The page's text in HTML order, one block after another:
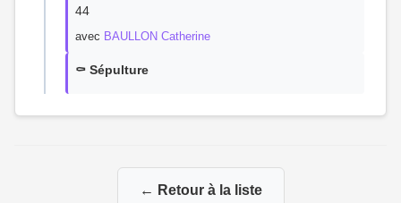
44
avec BAULLON Catherine
⚰️ Sépulture
← Retour à la liste